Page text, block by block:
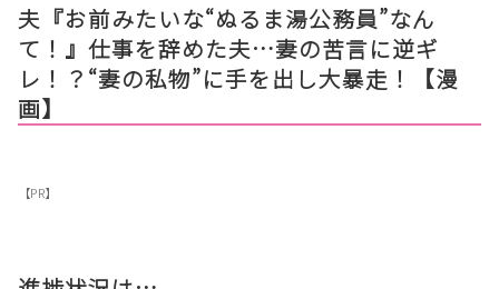
夫『お前みたいな“ぬるま湯公務員”なん
て！』仕事を辞めた夫…妻の苦言に逆ギ
レ！？“妻の私物”に手を出し大暴走！【漫
画】
【PR】